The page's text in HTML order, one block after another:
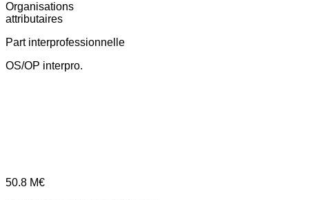
Organisations
attributaires
Part interprofessionnelle
OS/OP interpro.
50.8 M€